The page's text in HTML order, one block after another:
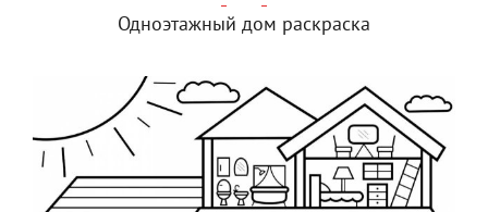
Одноэтажный дом раскраска